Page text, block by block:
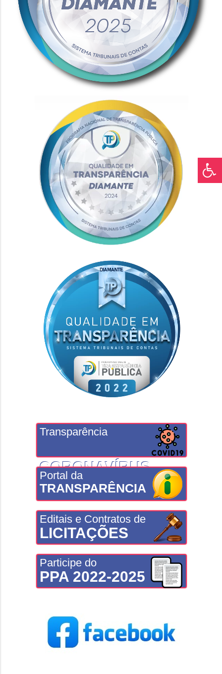
Transparência
CORONAVÍRUS
Portal da
TRANSPARÊNCIA
Editais e Contratos de
LICITAÇÕES
Participe do
PPA 2022-2025